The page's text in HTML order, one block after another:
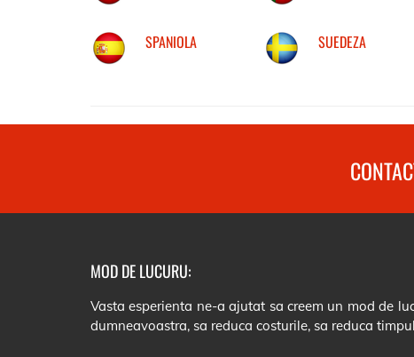
SPANIOLA SUEDEZA
MOD DE LUCURU:
Vasta esperienta ne-a ajutat sa creem un mod de
dumneavoastra, sa reduca costurile, sa reduca